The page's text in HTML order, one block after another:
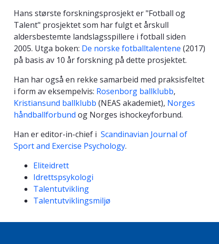
Hans største forskningsprosjekt er "Fotball og
Talent" prosjektet som har fulgt et årskull
aldersbestemte landslagsspillere i fotball siden
2005. Utga boken: De norske fotballtalentene (2017)
på basis av 10 år forskning på dette prosjektet.
Han har også en rekke samarbeid med praksisfeltet
i form av eksempelvis: Rosenborg ballklubb,
Kristiansund ballklubb (NEAS akademiet), Norges
håndballforbund og Norges ishockeyforbund.
Han er editor-in-chief i Scandinavian Journal of
Sport and Exercise Psychology.
Kompetanseord
Eliteidrett
Idrettspsykologi
Talentutvikling
Talentutviklingsmiljø